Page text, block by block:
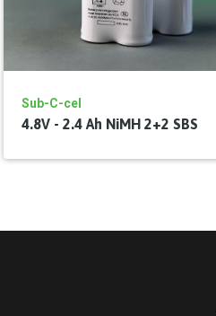
Sub-C-cel
4.8V - 2.4 Ah NiMH 2+2 SBS